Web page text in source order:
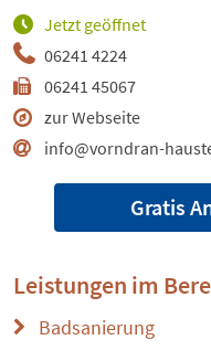
06241 4224
06241 45067
zur Webseite
info@vorndran-
Jetzt geöffnet
Gratis
Leistungen im
Badsanierung